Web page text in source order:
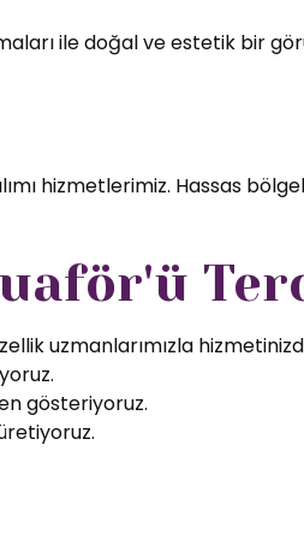
ile doğal ve estetik bir
hizmetlerimiz. Hassas
uzmanlarımızla
gösteriyoruz.